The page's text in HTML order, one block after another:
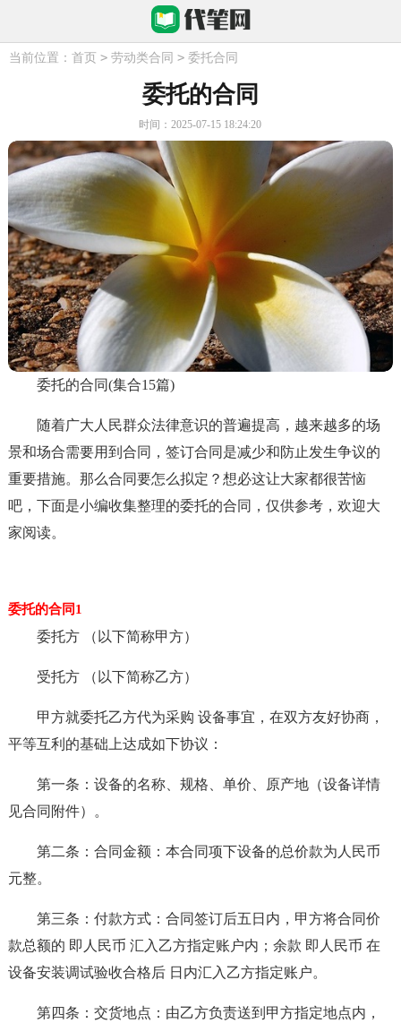
当前位置： 首页 > 劳动类合同 > 委托合同
委托的合同
时间：2025-07-15 18:24:20
委托的合同(集合15篇)
随着广大人民群众法律意识的普遍提高，越来越多的场
景和场合需要用到合同，签订合同是减少和防止发生争议的
重要措施。那么合同要怎么拟定？想必这让大家都很苦恼
吧，下面是小编收集整理的委托的合同，仅供参考，欢迎大
家阅读。
委托的合同1
委托方 （以下简称甲方）
受托方 （以下简称乙方）
甲方就委托乙方代为采购 设备事宜，在双方友好协商，
平等互利的基础上达成如下协议：
第一条：设备的名称、规格、单价、原产地（设备详情
见合同附件）。
第二条：合同金额：本合同项下设备的总价款为人民币
元整。
第三条：付款方式：合同签订后五日内，甲方将合同价
款总额的 即人民币 汇入乙方指定账户内；余款 即人民币 在
设备安装调试验收合格后 日内汇入乙方指定账户。
第四条：交货地点：由乙方负责送到甲方指定地点内，